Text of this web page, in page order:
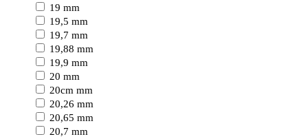
19 mm
19,5 mm
19,7 mm
19,88 mm
19,9 mm
20 mm
20cm mm
20,26 mm
20,65 mm
20,7 mm